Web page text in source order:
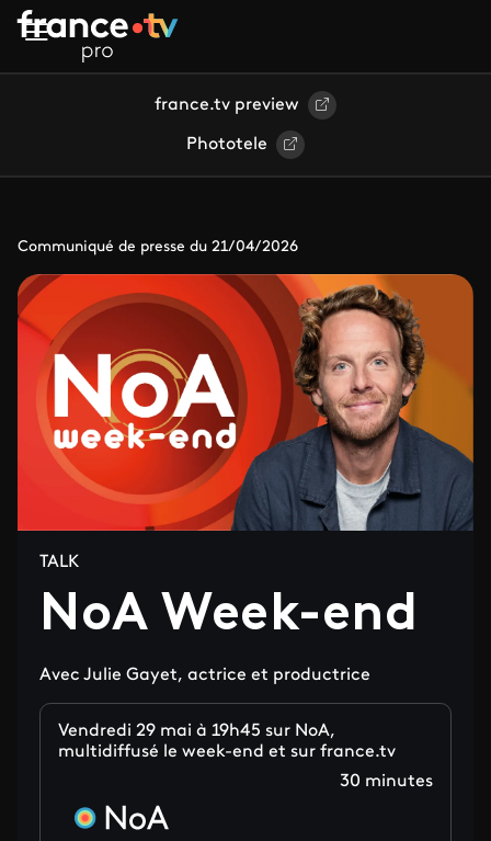
Aller au contenu principal
france.tv preview
Phototele
Communiqué de presse du 21/04/2026
TALK
NoA Week-end
Avec Julie Gayet, actrice et productrice
Vendredi 29 mai à 19h45 sur NoA,
multidiffusé le week-end et sur france.tv
30 minutes